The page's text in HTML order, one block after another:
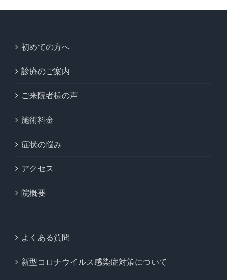
初めての方へ
診療のご案内
ご来院者様の声
施術料金
症状の悩み
アクセス
院概要
よくある質問
新型コロナウイルス感染症対策について